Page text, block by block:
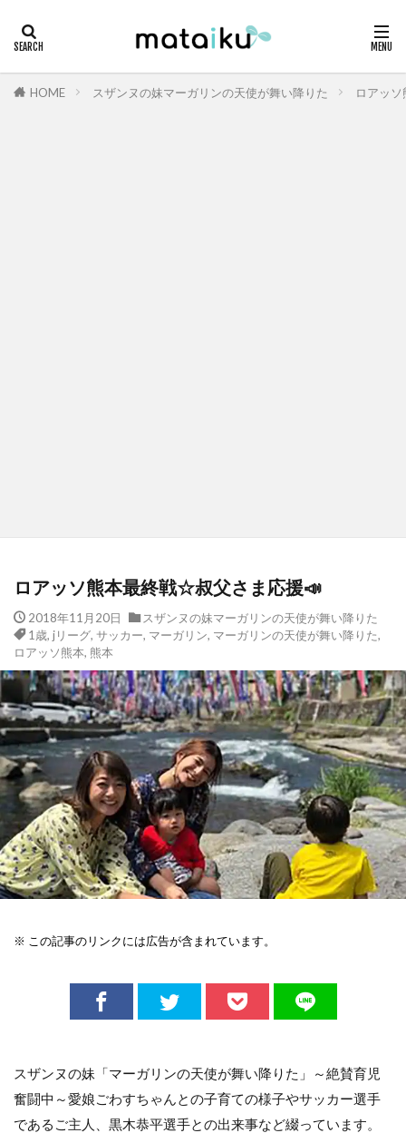
HOME スザンヌの妹マーガリンの天使が舞い降りた ロアッ
ロアッソ熊本最終戦☆叔父さま応援📣
2018年11月20日
スザンヌの妹マーガリンの天使が舞い降りた
1歳, jリーグ, サッカー, マーガリン, マーガリンの天使が舞い降りた,
ロアッソ熊本, 熊本
※ この記事のリンクには広告が含まれています。
スザンヌの妹「マーガリンの天使が舞い降りた」～絶賛育児
奮闘中～愛娘ごわすちゃんとの子育ての様子やサッカー選手
であるご主人、黒木恭平選手との出来事など綴っています。